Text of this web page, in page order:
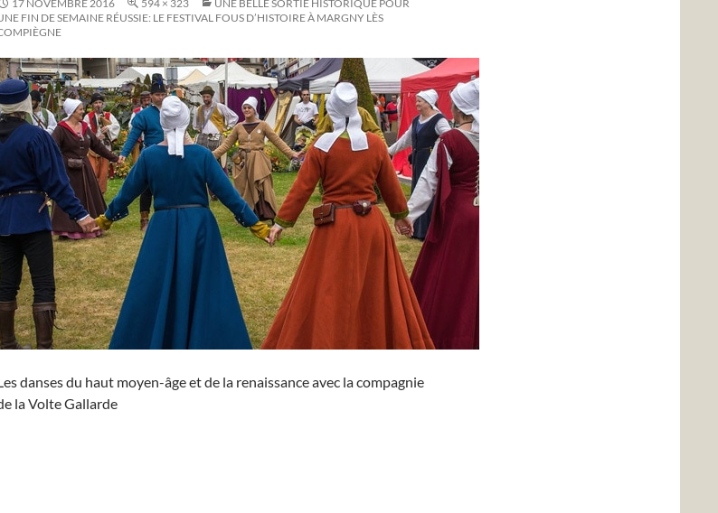
17 NOVEMBRE 2016 594 × 323
UNE BELLE SORTIE HISTORIQUE POUR
FIN DE SEMAINE RÉUSSIE: LE FESTIVAL FOUS D’HISTOIRE À MARGNY LÈS
danses du haut moyen-âge et de la renaissance avec la compagnie
la Volte Gallarde